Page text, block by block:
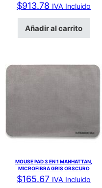
$913.78 IVA Incluido
Añadir al carrito
MOUSE PAD 3 EN 1 MANHATTAN,
MICROFIBRA GRIS OBSCURO
$165.67 IVA Incluido